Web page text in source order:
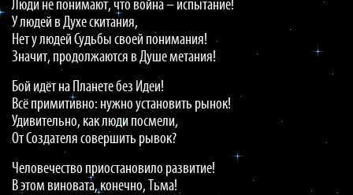
Люди не понимают, что война – испытание!
У людей в Духе скитания,
Нет у людей Судьбы своей понимания!
Значит, продолжаются в Душе метания!
Бой идёт на Планете без Идеи!
Всё примитивно: нужно установить рынок!
Удивительно, как люди посмели,
От Создателя совершить рывок?
Человечество приостановило развитие!
В этом виновата, конечно, Тьма!